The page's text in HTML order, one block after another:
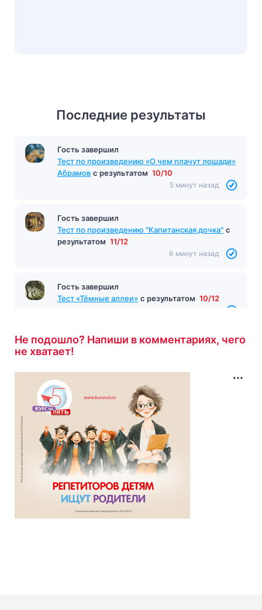
Последние результаты
Гость завершил
Тест «Горе от ума» с результатом 15/15
5 минут назад
Тест «Тёмные аллеи» с результатом 10/12
Не подошло? Напиши в комментариях, чего
не хватает!